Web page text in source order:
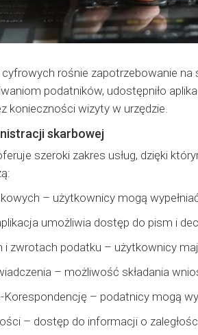
rośnie zapotrzebowanie
podatników, udostępniło
konieczności wizyty w urzędzie.
skarbowej
szeroki zakres usług, dzięki
– użytkownicy mogą
umożliwia dostęp do pism i
i zwrotach podatku – użytkownicy
– możliwość składania
Korespondencję – podatnicy mogą
– dostęp do informacji o